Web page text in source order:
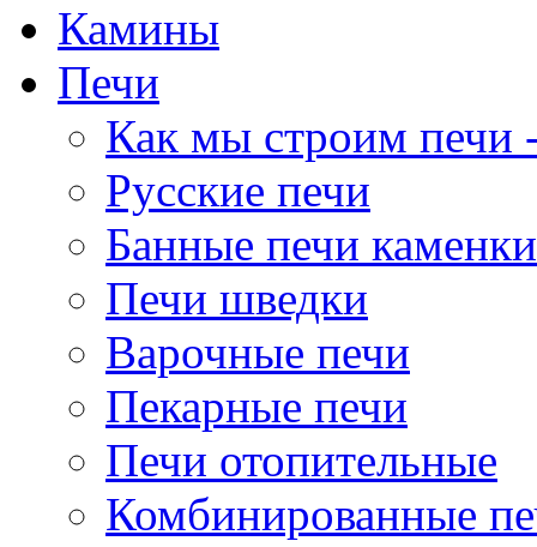
Камины
Печи
Как мы строим печи
Русские печи
Банные печи каменки
Печи шведки
Варочные печи
Пекарные печи
Печи отопительные
Комбинированные